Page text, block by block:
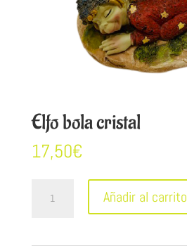
Elfo bola cristal
17,50€
Añadir al carrito